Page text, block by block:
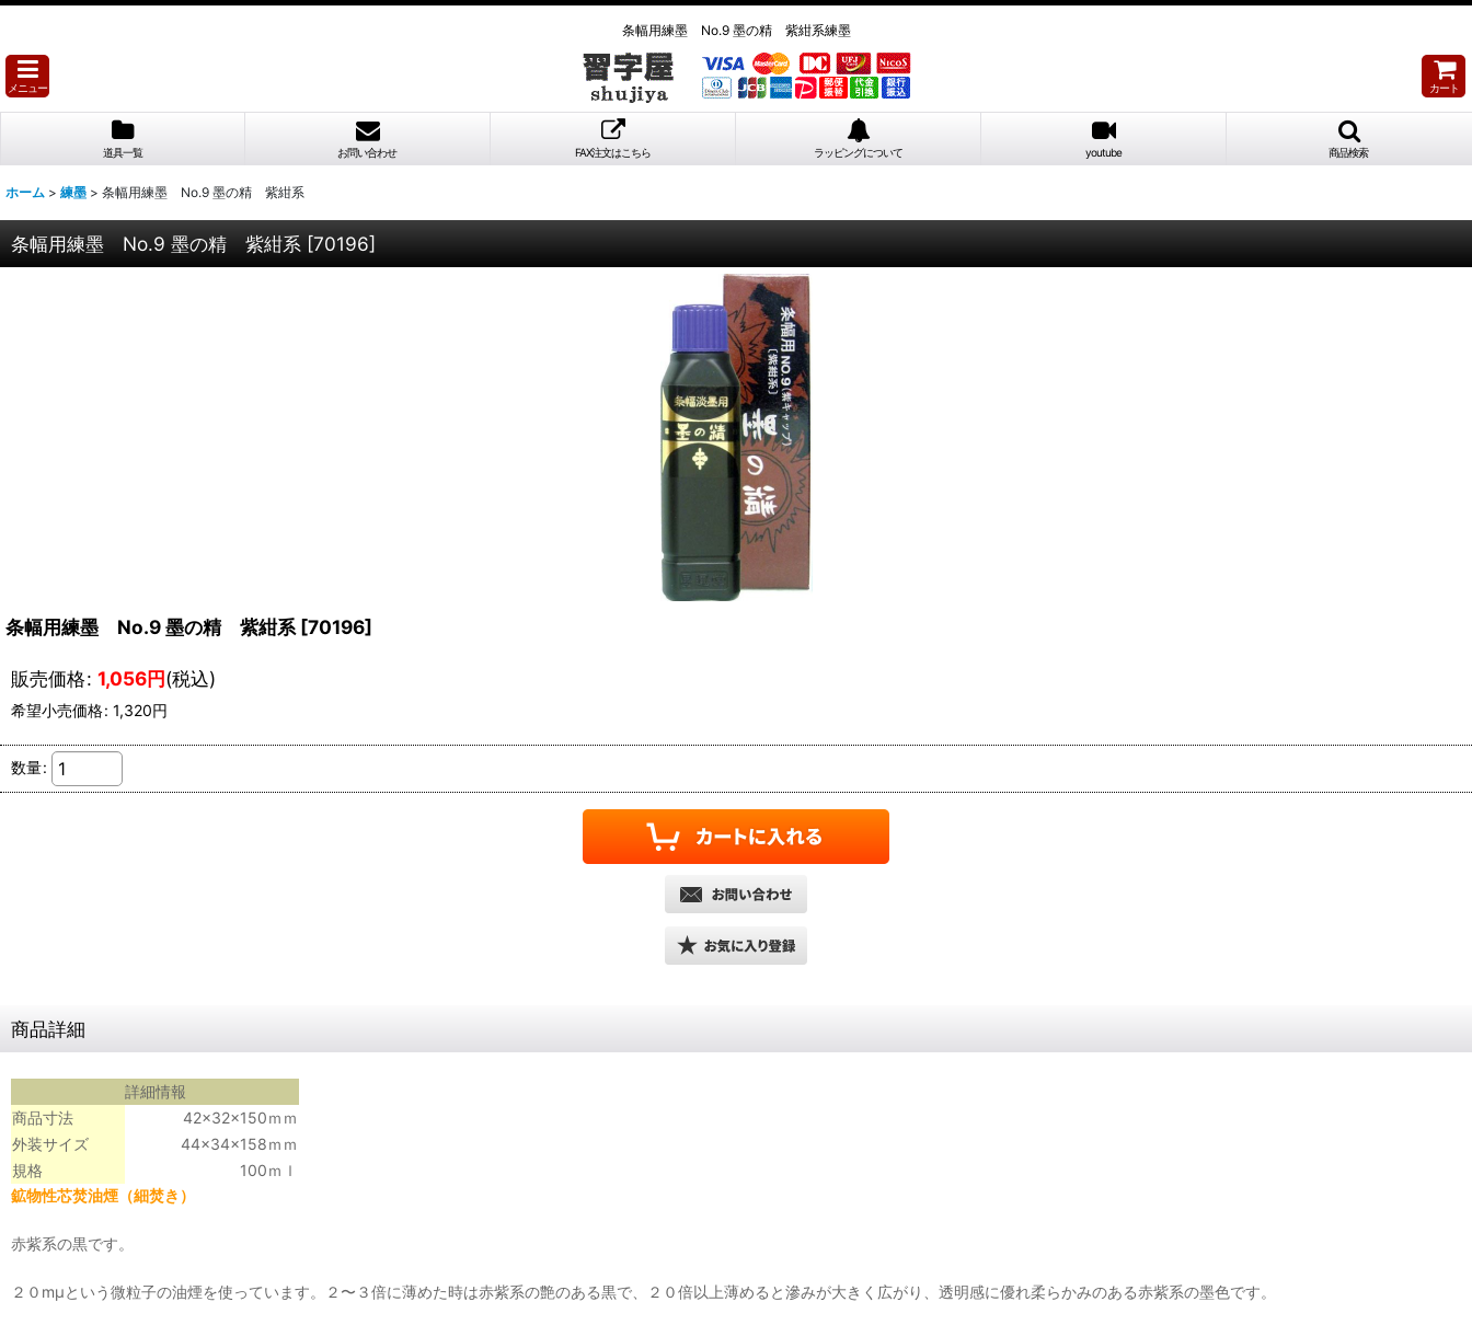
条幅用練墨 No.9 墨の精 紫紺系練墨
メニュー カート
道具一覧 お問い合わせ FAX注文はこちら ラッピングについて youtube 商品検索
ホーム > 練墨 > 条幅用練墨 No.9 墨の精 紫紺系
条幅用練墨 No.9 墨の精 紫紺系 [70196]
条幅用練墨 No.9 墨の精 紫紺系 [70196]
販売価格: 1,056円(税込)
希望小売価格: 1,320円
数量:
商品詳細
詳細情報
商品寸法
42×32×150ｍｍ
外装サイズ
44×34×158ｍｍ
規格
100ｍｌ
鉱物性芯焚油煙（細焚き）
赤紫系の黒です。
２０mμという微粒子の油煙を使っています。２〜３倍に薄めた時は赤紫系の艶のある黒で、２０倍以上薄めると滲みが大きく広がり、透明感に優れ柔らかみのある赤紫系の墨色です。